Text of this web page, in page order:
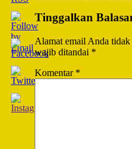
Tinggalkan
Alamat email Anda
wajib ditandai *
Komentar *